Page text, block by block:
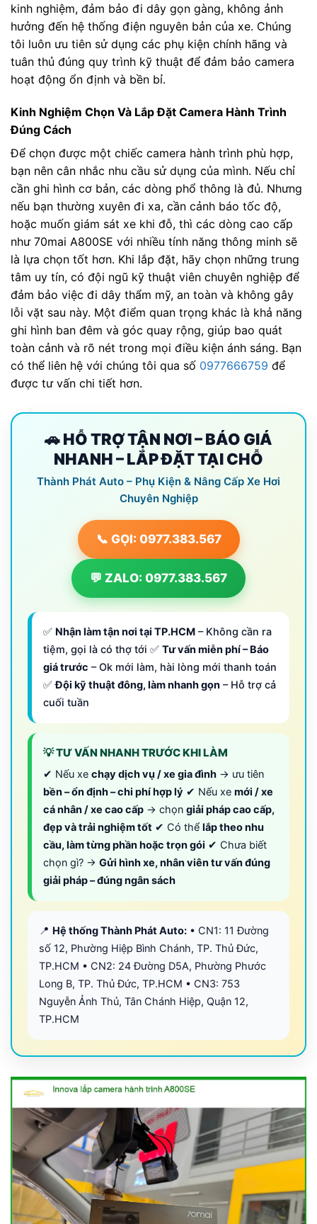
kinh nghiệm, đảm bảo đi dây gọn gàng, không ảnh
hưởng đến hệ thống điện nguyên bản của xe. Chúng
tôi luôn ưu tiên sử dụng các phụ kiện chính hãng và
tuân thủ đúng quy trình kỹ thuật để đảm bảo camera
hoạt động ổn định và bền bỉ.
Kinh Nghiệm Chọn Và Lắp Đặt Camera Hành Trình
Đúng Cách
Để chọn được một chiếc camera hành trình phù hợp,
bạn nên cân nhắc nhu cầu sử dụng của mình. Nếu chỉ
cần ghi hình cơ bản, các dòng phổ thông là đủ. Nhưng
nếu bạn thường xuyên đi xa, cần cảnh báo tốc độ,
hoặc muốn giám sát xe khi đỗ, thì các dòng cao cấp
như 70mai A800SE với nhiều tính năng thông minh sẽ
là lựa chọn tốt hơn. Khi lắp đặt, hãy chọn những trung
tâm uy tín, có đội ngũ kỹ thuật viên chuyên nghiệp để
đảm bảo việc đi dây thẩm mỹ, an toàn và không gây
lỗi vặt sau này. Một điểm quan trọng khác là khả năng
ghi hình ban đêm và góc quay rộng, giúp bao quát
toàn cảnh và rõ nét trong mọi điều kiện ánh sáng. Bạn
có thể liên hệ với chúng tôi qua số 0977666759 để
được tư vấn chi tiết hơn.
🚗 HỖ TRỢ TẬN NƠI – BÁO GIÁ
NHANH – LẮP ĐẶT TẠI CHỖ
Thành Phát Auto – Phụ Kiện & Nâng Cấp Xe Hơi
Chuyên Nghiệp
📞 GỌI: 0977.383.567
💬 ZALO: 0977.383.567
✅ Nhận làm tận nơi tại TP.HCM – Không cần ra
tiệm, gọi là có thợ tới ✅ Tư vấn miễn phí – Báo
giá trước – Ok mới làm, hài lòng mới thanh toán
✅Đội kỹ thuật đông, làm nhanh gọn – Hỗ trợ cả
cuối tuần
💡 TƯ VẤN NHANH TRƯỚC KHI LÀM
✔ Nếu xe chạy dịch vụ / xe gia đình → ưu tiên
bền – ổn định – chi phí hợp lý ✔ Nếu xe mới / xe
cá nhân / xe cao cấp → chọn giải pháp cao cấp,
đẹp và trải nghiệm tốt ✔ Có thể lắp theo nhu
cầu, làm từng phần hoặc trọn gói ✔ Chưa biết
chọn gì? → Gửi hình xe, nhân viên tư vấn đúng
giải pháp – đúng ngân sách
📍 Hệ thống Thành Phát Auto: • CN1: 11 Đường
số 12, Phường Hiệp Bình Chánh, TP. Thủ Đức,
TP.HCM • CN2: 24 Đường D5A, Phường Phước
Long B, TP. Thủ Đức, TP.HCM • CN3: 753
Nguyễn Ảnh Thủ, Tân Chánh Hiệp, Quận 12,
TP.HCM